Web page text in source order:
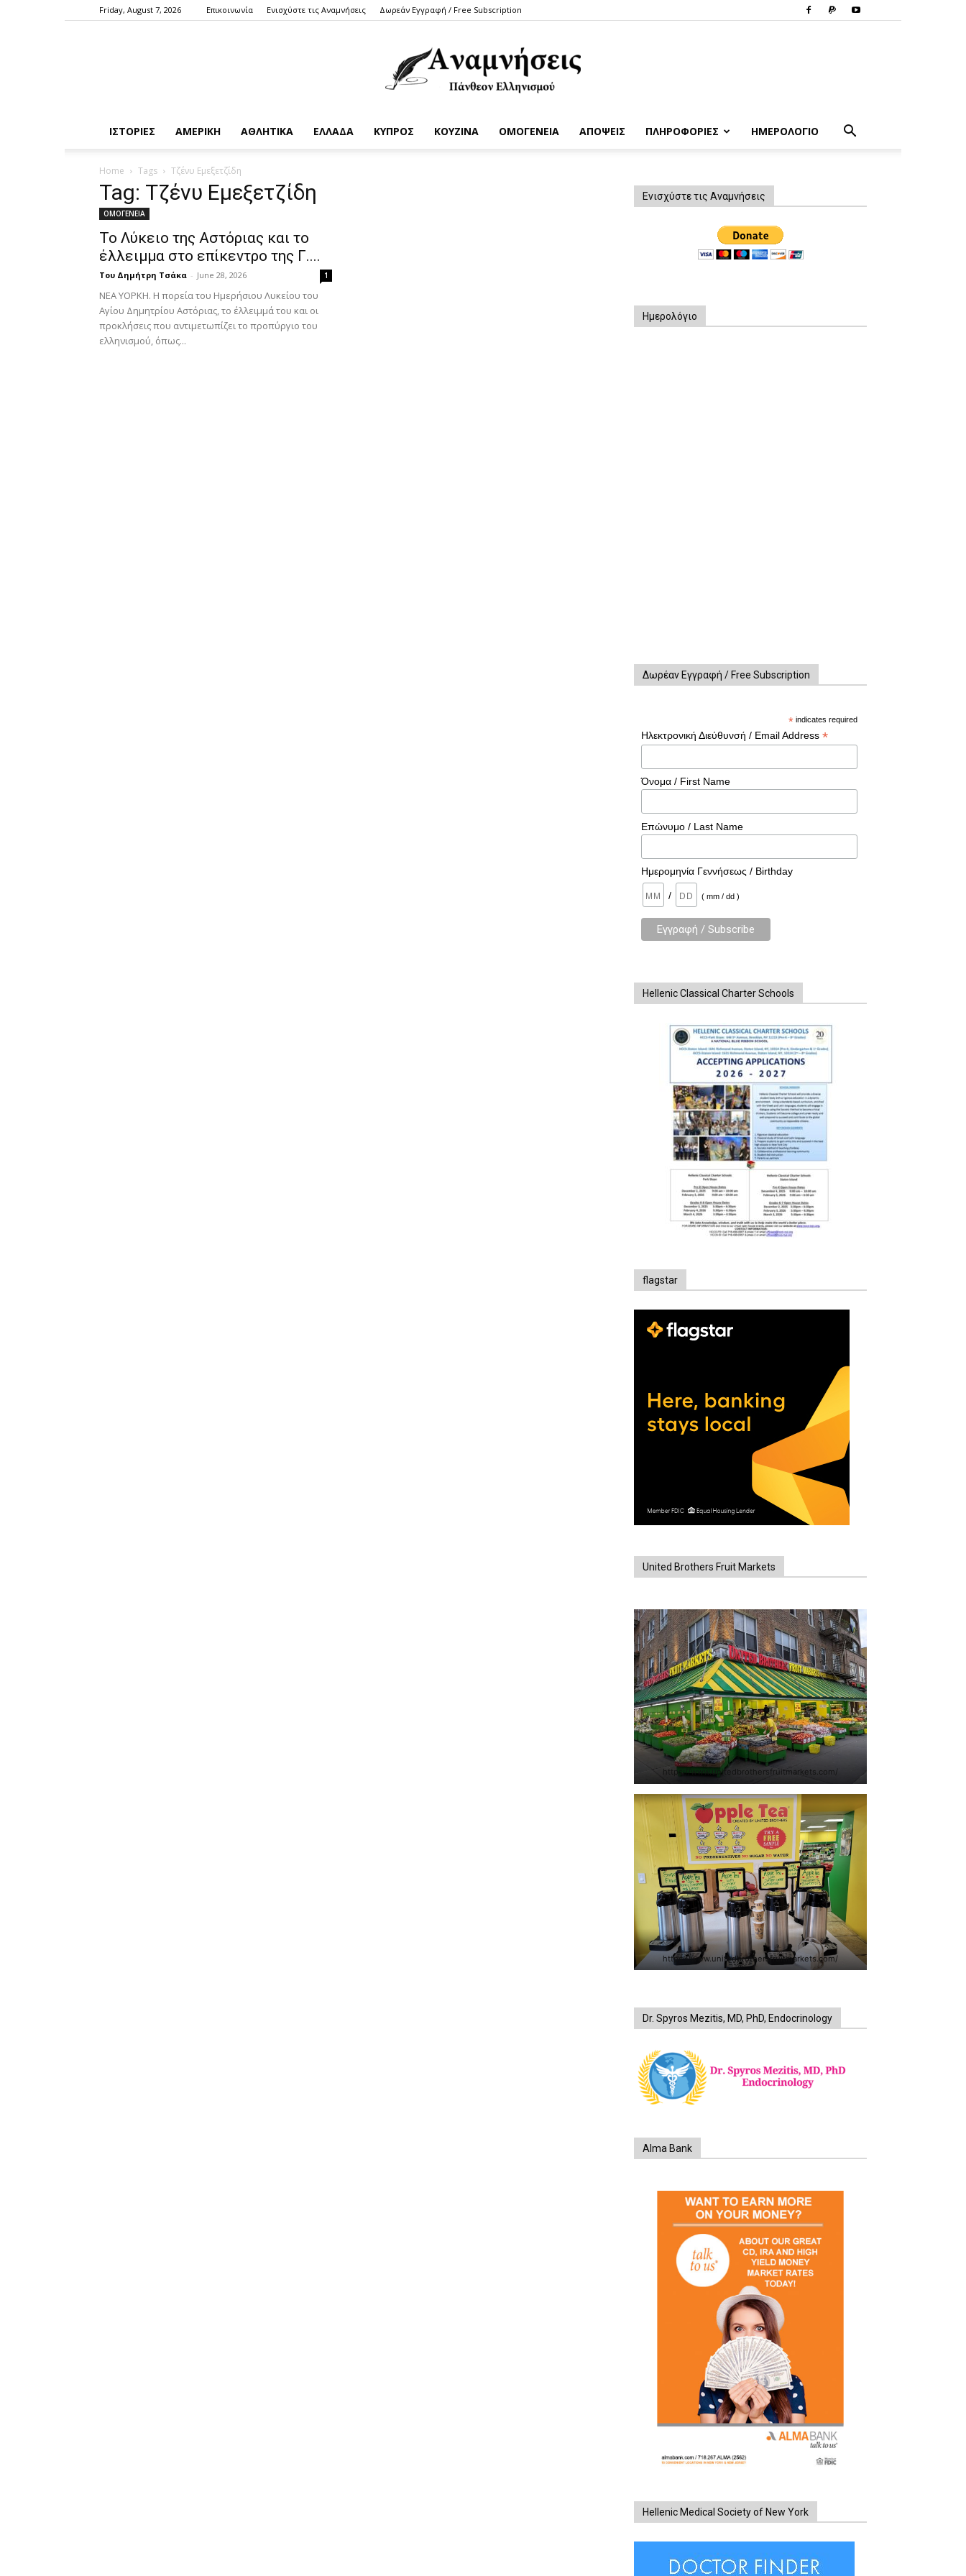
Friday, August 7, 2026 Επικοινωνία Ενισχύστε τις Αναμνήσεις Δωρεάν Εγγραφή / Free Subscription
ΙΣΤΟΡΙΕΣ ΑΜΕΡΙΚΗ ΑΘΛΗΤΙΚΑ ΕΛΛΑΔΑ ΚΥΠΡΟΣ ΚΟΥΖΙΝΑ ΟΜΟΓΕΝΕΙΑ ΑΠΟΨΕΙΣ ΠΛΗΡΟΦΟΡΙΕΣ ΗΜΕΡΟΛΟΓΙΟ
Home Tags Τζένυ Εμεξετζίδη
Tag: Τζένυ Εμεξετζίδη
ΟΜΟΓΕΝΕΙΑ
Το Λύκειο της Αστόριας και το
έλλειμμα στο επίκεντρο της Γ....
Του Δημήτρη Τσάκα - June 28, 2026 1
ΝΕΑ ΥΟΡΚΗ. Η πορεία του Ημερήσιου Λυκείου του
Αγίου Δημητρίου Αστόριας, το έλλειμμά του και οι
προκλήσεις που αντιμετωπίζει το προπύργιο του
ελληνισμού, όπως...
Ενισχύστε τις Αναμνήσεις
Ημερολόγιο
Δωρέαν Εγγραφή / Free Subscription
* indicates required
Ηλεκτρονική Διεύθυνσή / Email Address *
Όνομα / First Name
Επώνυμο / Last Name
Ημερομηνία Γεννήσεως / Birthday
/ ( mm / dd )
Hellenic Classical Charter Schools
flagstar
United Brothers Fruit Markets
https://www.unitedbrothersfruitmarkets.com/
https://www.unitedbrothersfruitmarkets.com/
Dr. Spyros Mezitis, MD, PhD, Endocrinology
Alma Bank
Hellenic Medical Society of New York